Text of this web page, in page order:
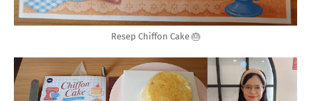
Resep Chiffon Cake 🎂